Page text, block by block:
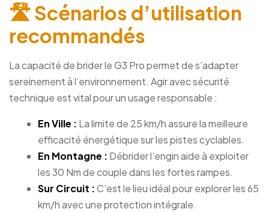
🛣️ Scénarios d’utilisation
recommandés
La capacité de brider le G3 Pro permet de s’adapter
sereinement à l’environnement. Agir avec sécurité
technique est vital pour un usage responsable :
En Ville : La limite de 25 km/h assure la meilleure
efficacité énergétique sur les pistes cyclables.
En Montagne : Débrider l’engin aide à exploiter
les 30 Nm de couple dans les fortes rampes.
Sur Circuit :C’est le lieu idéal pour explorer les 65
km/h avec une protection intégrale.